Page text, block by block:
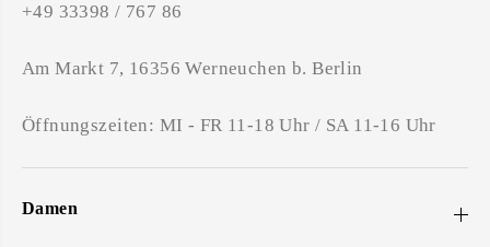
+49 33398 / 767 86
Am Markt 7, 16356 Werneuchen b. Berlin
Öffnungszeiten: MI - FR 11-18 Uhr / SA 11-16 Uhr
Damen